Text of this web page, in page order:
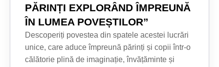
PĂRINȚI EXPLORÂND ÎMPREUNĂ
ÎN LUMEA POVEȘTILOR”
Descoperiți povestea din spatele acestei lucrări
unice, care aduce împreună părinți și copii într-o
călătorie plină de imaginație, învățăminte și